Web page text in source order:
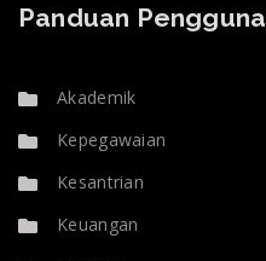
Panduan Pengguna
Akademik
Kepegawaian
Kesantrian
Keuangan